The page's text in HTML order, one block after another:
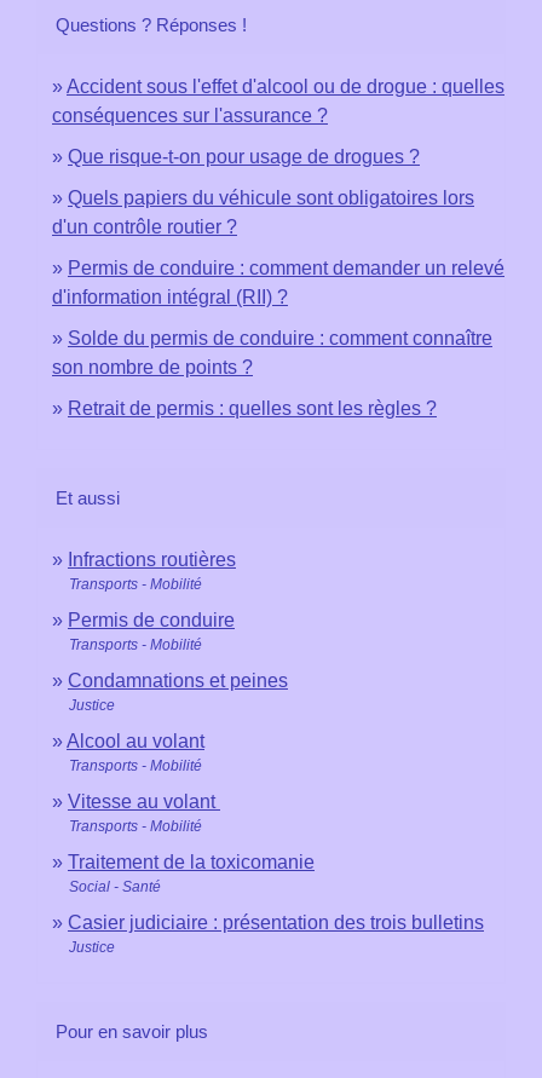
Questions ? Réponses !
Accident sous l'effet d'alcool ou de drogue : quelles
conséquences sur l'assurance ?
Que risque-t-on pour usage de drogues ?
Quels papiers du véhicule sont obligatoires lors
d'un contrôle routier ?
Permis de conduire : comment demander un relevé
d'information intégral (RII) ?
Solde du permis de conduire : comment connaître
son nombre de points ?
Retrait de permis : quelles sont les règles ?
Et aussi
Infractions routières
Transports - Mobilité
Permis de conduire
Transports - Mobilité
Condamnations et peines
Justice
Alcool au volant
Transports - Mobilité
Vitesse au volant
Transports - Mobilité
Traitement de la toxicomanie
Social - Santé
Casier judiciaire : présentation des trois bulletins
Justice
Pour en savoir plus